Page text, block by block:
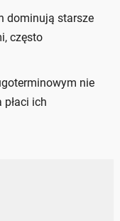
dominują starsze
często
nie
ich